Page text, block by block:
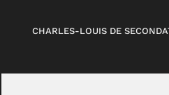
CHARLES-LOUIS DE